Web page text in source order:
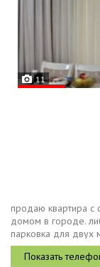
11
продаю квартира с
домом в городе.
парковка для двух
галерея.садик
новый . все...